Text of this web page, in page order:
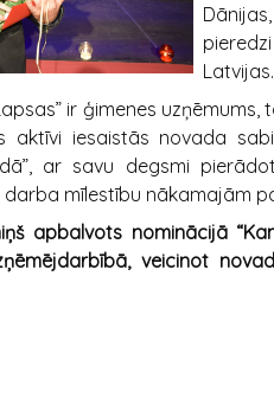
ir ģimenes
aktīvi iesaistās novada
ar savu degsmi
darba mīlestību
apbalvots nominācijā
veicinot